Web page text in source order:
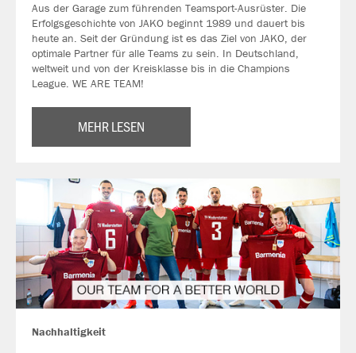
Aus der Garage zum führenden Teamsport-Ausrüster. Die
Erfolgsgeschichte von JAKO beginnt 1989 und dauert bis
heute an. Seit der Gründung ist es das Ziel von JAKO, der
optimale Partner für alle Teams zu sein. In Deutschland,
weltweit und von der Kreisklasse bis in die Champions
League. WE ARE TEAM!
MEHR LESEN
Nachhaltigkeit